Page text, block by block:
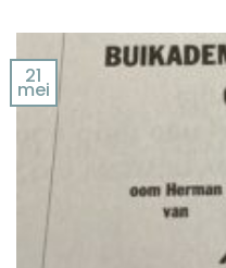
21
mei